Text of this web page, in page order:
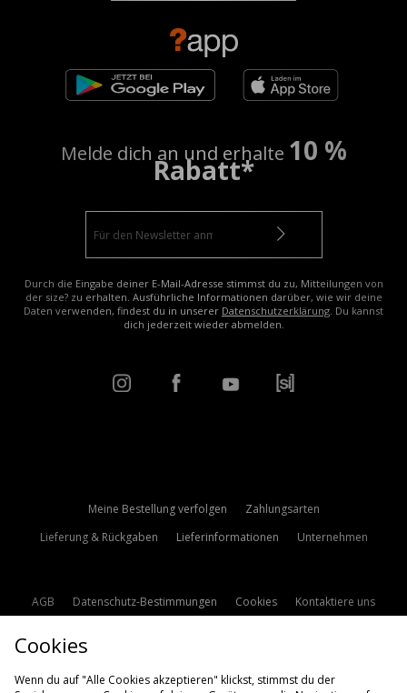
Melde dich an und erhalte 10 %
Rabatt*
Durch die Eingabe deiner E-Mail-Adresse stimmst du zu, Mitteilungen von
der size? zu erhalten. Ausführliche Informationen darüber, wie wir deine
Daten verwenden, findest du in unserer Datenschutzerklärung. Du kannst
dich jederzeit wieder abmelden.
Meine Bestellung verfolgen
Zahlungsarten
Lieferung & Rückgaben
Lieferinformationen Unternehmen
AGB Datenschutz-Bestimmungen Cookies
Kontaktiere uns
Cookies
Wenn du auf "Alle Cookies akzeptieren" klickst, stimmst du der